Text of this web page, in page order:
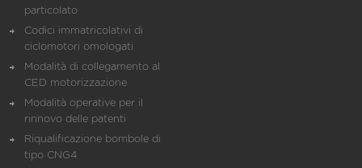
particolato
Codici immatricolativi di
ciclomotori omologati
Modalità di collegamento al
CED motorizzazione
Modalità operative per il
rinnovo delle patenti
Riqualificazione bombole di
tipo CNG4